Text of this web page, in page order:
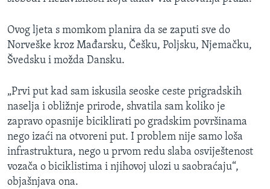
Ovog ljeta s momkom planira da se zaputi sve do
Norveške kroz Mađarsku, Češku, Poljsku, Njemačku,
Švedsku i možda Dansku.
„Prvi put kad sam iskusila seoske ceste prigradskih
naselja i obližnje prirode, shvatila sam koliko je
zapravo opasnije biciklirati po gradskim površinama
nego izaći na otvoreni put. I problem nije samo loša
infrastruktura, nego u prvom redu slaba osviještenost
vozača o biciklistima i njihovoj ulozi u saobraćaju“,
objašnjava ona.